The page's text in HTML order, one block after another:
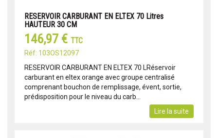
RESERVOIR CARBURANT EN ELTEX 70 Litres
HAUTEUR 30 CM
146,97 € TTC
Réf: 103OS12097
RESERVOIR CARBURANT EN ELTEX 70 LRéservoir
carburant en eltex orange avec groupe centralisé
comprenant bouchon de remplissage, évent, sortie,
prédisposition pour le niveau du carb...
Lire la suite